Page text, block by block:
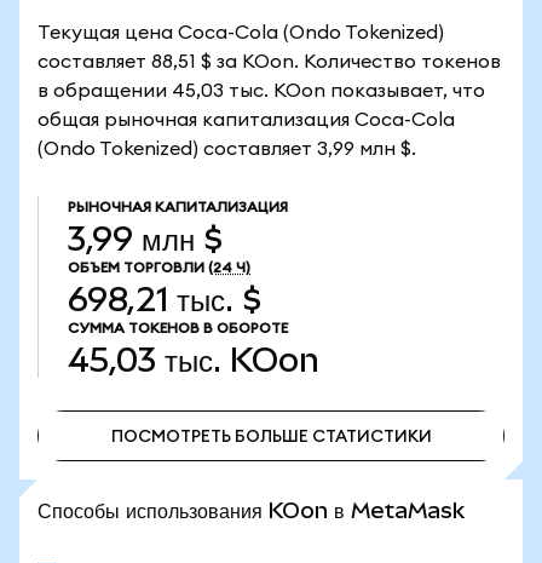
Текущая цена Coca-Cola (Ondo Tokenized)
составляет 88,51 $ за KOon. Количество токенов
в обращении 45,03 тыс. KOon показывает, что
общая рыночная капитализация Coca-Cola
(Ondo Tokenized) составляет 3,99 млн $.
РЫНОЧНАЯ КАПИТАЛИЗАЦИЯ
3,99 млн $
ОБЪЕМ ТОРГОВЛИ (24 Ч)
698,21 тыс. $
СУММА ТОКЕНОВ В ОБОРОТЕ
45,03 тыс. KOon
ПОСМОТРЕТЬ БОЛЬШЕ СТАТИСТИКИ
Способы использования KOon в MetaMask